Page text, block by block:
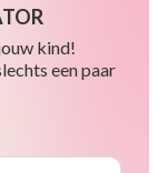
kind!
een paar